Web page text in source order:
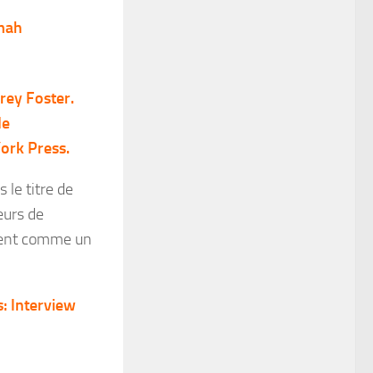
Foster.
Press.
le titre de
de
comme un
Interview